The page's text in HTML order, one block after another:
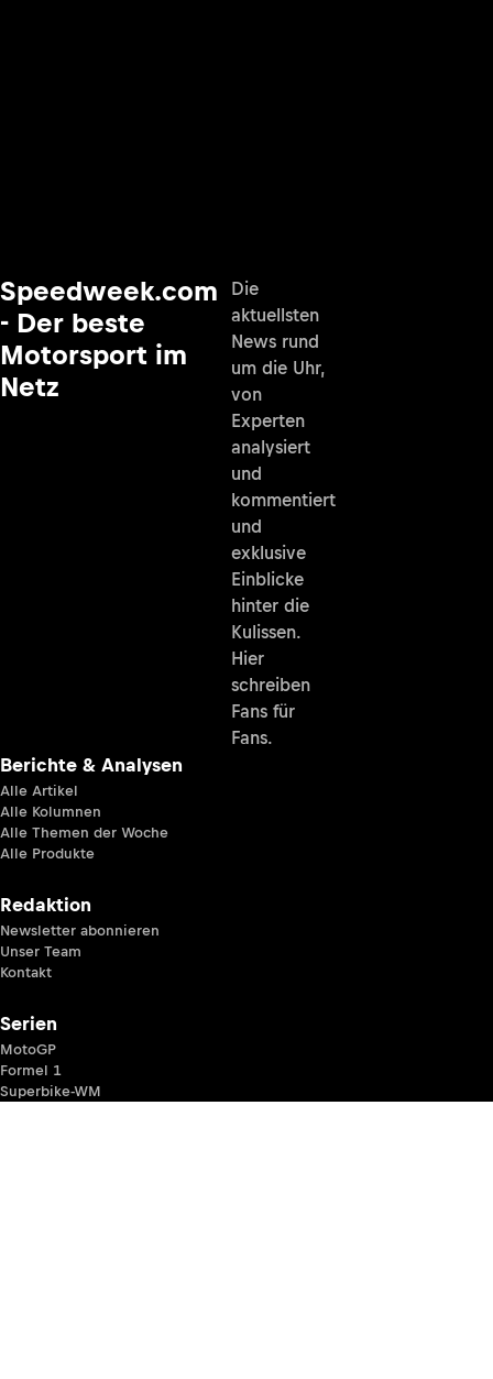
Speedweek.com
- Der beste
Motorsport im
Netz
Die
aktuellsten
News rund
um die Uhr,
von
Experten
analysiert
und
kommentiert
und
exklusive
Einblicke
hinter die
Kulissen.
Hier
schreiben
Fans für
Fans.
Berichte & Analysen
Alle Artikel
Alle Kolumnen
Alle Themen der Woche
Alle Produkte
Redaktion
Newsletter abonnieren
Unser Team
Kontakt
Serien
MotoGP
Formel 1
Superbike-WM